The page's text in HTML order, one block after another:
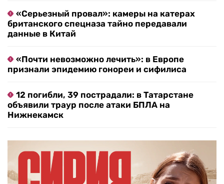
«Серьезный провал»: камеры на катерах
британского спецназа тайно передавали
данные в Китай
«Почти невозможно лечить»: в Европе
признали эпидемию гонореи и сифилиса
12 погибли, 39 пострадали: в Татарстане
объявили траур после атаки БПЛА на
Нижнекамск